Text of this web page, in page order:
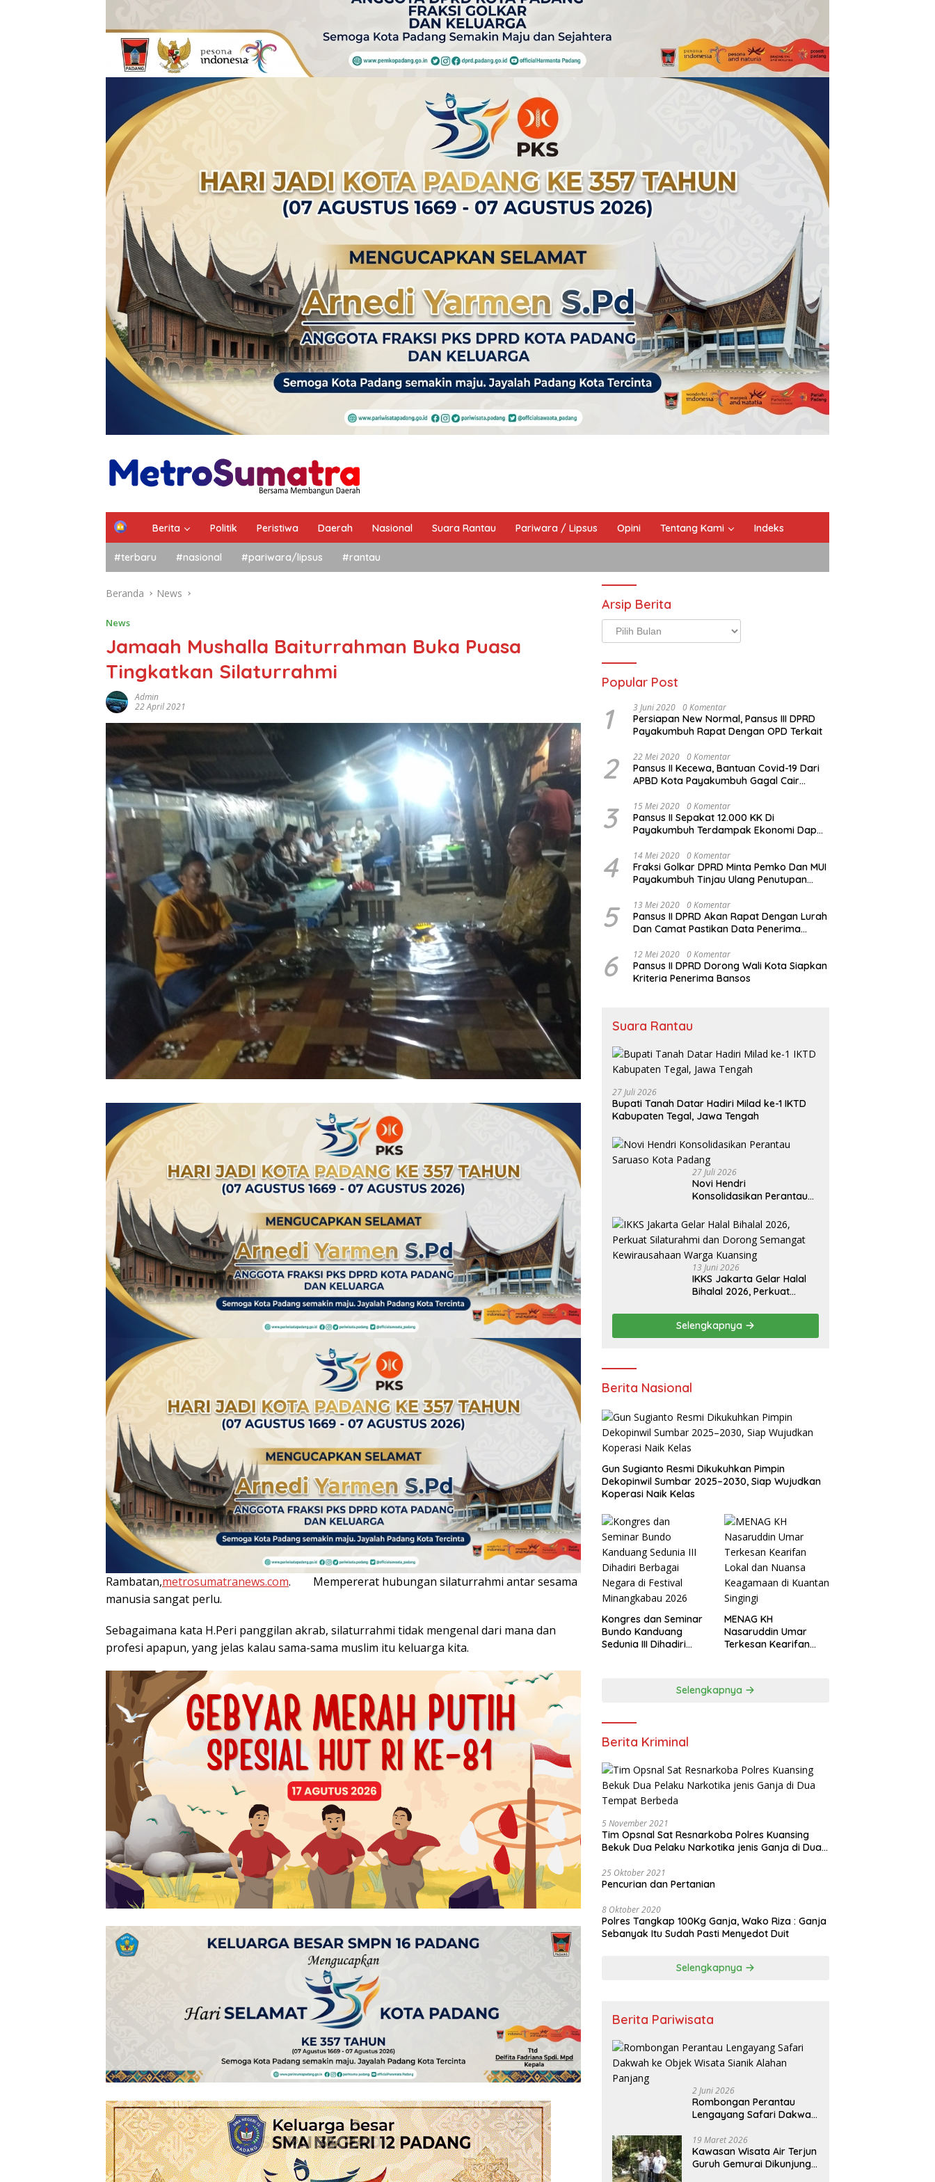
Berita Politik Peristiwa Daerah Nasional Suara Rantau Pariwara / Lipsus Opini Tentang Kami Indeks
#terbaru #nasional #pariwara/lipsus #rantau
Beranda News
News
Jamaah Mushalla Baiturrahman Buka Puasa
Tingkatkan Silaturrahmi
Admin
22 April 2021
Rambatan,metrosumatranews.com. Mempererat hubungan silaturrahmi antar sesama
manusia sangat perlu.
Sebagaimana kata H.Peri panggilan akrab, silaturrahmi tidak mengenal dari mana dan
profesi apapun, yang jelas kalau sama-sama muslim itu keluarga kita.
Arsip Berita
Arsip
Berita
Popular Post
1 3 Juni 2020 0 Komentar
Persiapan New Normal, Pansus III DPRD
Payakumbuh Rapat Dengan OPD Terkait
2 22 Mei 2020 0 Komentar
Pansus II Kecewa, Bantuan Covid-19 Dari
APBD Kota Payakumbuh Gagal Cair
3 15 Mei 2020 0 Komentar
Pansus II Sepakat 12.000 KK Di
Payakumbuh Terdampak Ekonomi Dapat
4 14 Mei 2020 0 Komentar
Fraksi Golkar DPRD Minta Pemko Dan MUI
Payakumbuh Tinjau Ulang Penutupan
5 13 Mei 2020 0 Komentar
Pansus II DPRD Akan Rapat Dengan Lurah
Dan Camat Pastikan Data Penerima
6 12 Mei 2020 0 Komentar
Pansus II DPRD Dorong Wali Kota Siapkan
Kriteria Penerima Bansos
Suara Rantau
27 Juli 2026
Bupati Tanah Datar Hadiri Milad ke-1 IKTD
Kabupaten Tegal, Jawa Tengah
27 Juli 2026
Novi Hendri
Konsolidasikan Perantau
13 Juni 2026
IKKS Jakarta Gelar Halal
Bihalal 2026, Perkuat
Semangat Kewirausahaan
Warga Kuansing
Selengkapnya
Berita Nasional
Gun Sugianto Resmi Dikukuhkan Pimpin
Dekopinwil Sumbar 2025–2030, Siap Wujudkan
Koperasi Naik Kelas
Kongres dan Seminar
Bundo Kanduang
Sedunia III Dihadiri
MENAG KH
Nasaruddin Umar
Terkesan Kearifan
Selengkapnya
Berita Kriminal
5 November 2021
Tim Opsnal Sat Resnarkoba Polres Kuansing
Bekuk Dua Pelaku Narkotika jenis Ganja di Dua
25 Oktober 2021
Pencurian dan Pertanian
8 Oktober 2020
Polres Tangkap 100Kg Ganja, Wako Riza : Ganja
Sebanyak Itu Sudah Pasti Menyedot Duit
Selengkapnya
Berita Pariwisata
2 Juni 2026
Rombongan Perantau
Lengayang Safari Dakwah
Alahan Panjang
19 Maret 2026
Kawasan Wisata Air Terjun
Guruh Gemurai Dikunjungi